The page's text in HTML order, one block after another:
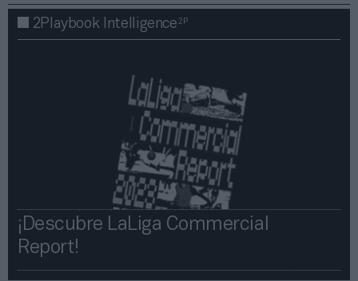
2Playbook Intelligence2P
¡Descubre LaLiga Commercial
Report!​​